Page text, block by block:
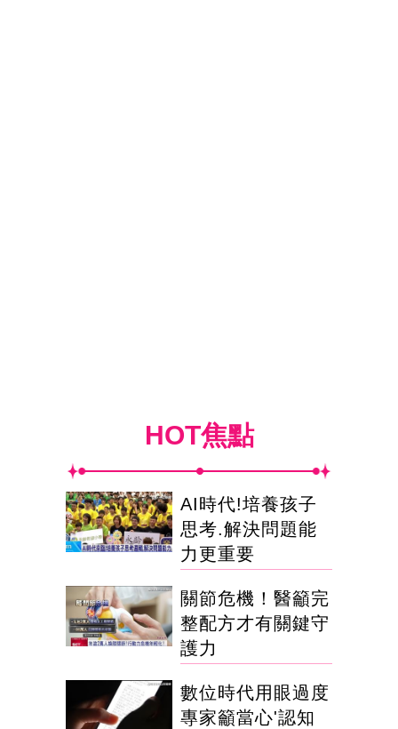
HOT焦點
AI時代!培養孩子
思考.解決問題能
力更重要
關節危機！醫籲完
整配方才有關鍵守
護力
數位時代用眼過度
專家籲當心'認知